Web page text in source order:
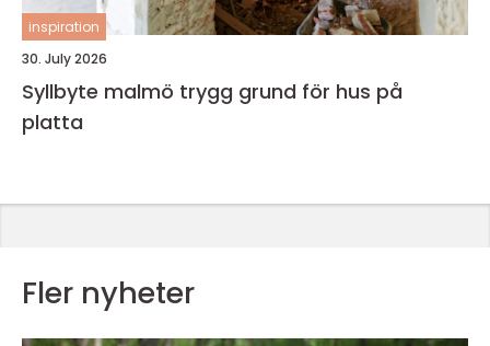
inspiration
30. July 2026
Syllbyte malmö trygg grund för hus på
platta
Fler nyheter